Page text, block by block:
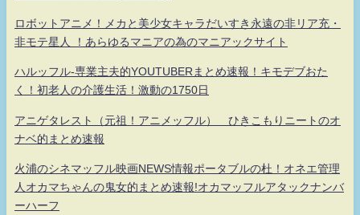
ロボットアニメ！メカと美少女キャラだいすき永遠の非リア充・
非モテ星人 ！あらゆるマニアの為のマニアックサイト
ハルッフル-専業主夫的YOUTUBERまとめ速報！キモデブおた
く！初老人の介護生活！激動の1750日
アニゲタレスト（元祖！アニメッフル） ひきこもりニートのオ
ナベ的まとめ速報
火浦のシネマッフル映画NEWS情報ポータブルの杜！オネエ管理
人オカマちゃんの鬼女的まとめ速報!オカマッフルアタックナンバ
ーハーフ